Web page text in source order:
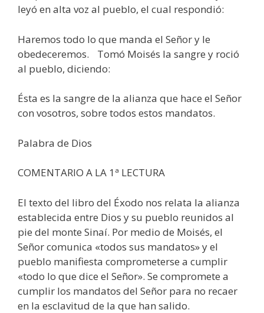
leyó en alta voz al pueblo, el cual respondió:
Haremos todo lo que manda el Señor y le
obedeceremos. Tomó Moisés la sangre y roció
al pueblo, diciendo:
Ésta es la sangre de la alianza que hace el Señor
con vosotros, sobre todos estos mandatos.
Palabra de Dios
COMENTARIO A LA 1ª LECTURA
El texto del libro del Éxodo nos relata la alianza
establecida entre Dios y su pueblo reunidos al
pie del monte Sinaí. Por medio de Moisés, el
Señor comunica «todos sus mandatos» y el
pueblo manifiesta comprometerse a cumplir
«todo lo que dice el Señor». Se compromete a
cumplir los mandatos del Señor para no recaer
en la esclavitud de la que han salido.